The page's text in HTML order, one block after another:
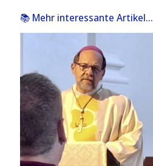
📚 Mehr interessante Artikel...